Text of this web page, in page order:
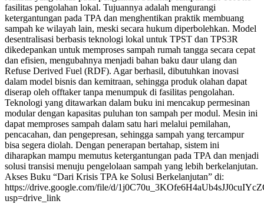
fasilitas pengolahan lokal. Tujuannya adalah mengurangi
ketergantungan pada TPA dan menghentikan praktik membuang
sampah ke wilayah lain, meski secara hukum diperbolehkan. Model
desentralisasi berbasis teknologi lokal untuk TPST dan TPS3R
dikedepankan untuk memproses sampah rumah tangga secara cepat
dan efisien, mengubahnya menjadi bahan baku daur ulang dan
Refuse Derived Fuel (RDF). Agar berhasil, dibutuhkan inovasi
dalam model bisnis dan kemitraan, sehingga produk olahan dapat
diserap oleh offtaker tanpa menumpuk di fasilitas pengolahan.
Teknologi yang ditawarkan dalam buku ini mencakup permesinan
modular dengan kapasitas puluhan ton sampah per modul. Mesin ini
dapat memproses sampah dalam satu hari melalui pemilahan,
pencacahan, dan pengepresan, sehingga sampah yang tercampur
bisa segera diolah. Dengan penerapan bertahap, sistem ini
diharapkan mampu memutus ketergantungan pada TPA dan menjadi
solusi transisi menuju pengelolaan sampah yang lebih berkelanjutan.
Akses Buku “Dari Krisis TPA ke Solusi Berkelanjutan” di:
https://drive.google.com/file/d/
usp=drive_link